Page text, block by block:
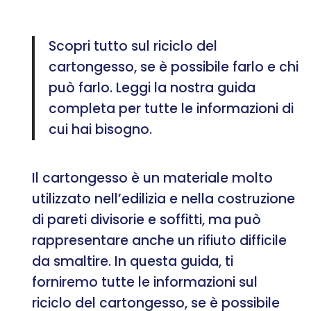
Scopri tutto sul riciclo del
cartongesso, se è possibile farlo e chi
può farlo. Leggi la nostra guida
completa per tutte le informazioni di
cui hai bisogno.
Il cartongesso è un materiale molto
utilizzato nell’edilizia e nella costruzione
di pareti divisorie e soffitti, ma può
rappresentare anche un rifiuto difficile
da smaltire. In questa guida, ti
forniremo tutte le informazioni sul
riciclo del cartongesso, se è possibile